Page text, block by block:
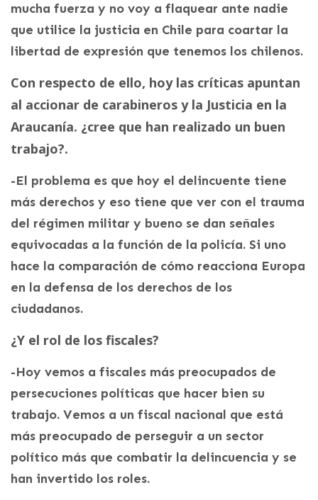
mucha fuerza y no voy a flaquear ante nadie
que utilice la justicia en Chile para coartar la
libertad de expresión que tenemos los chilenos.
Con respecto de ello, hoy las críticas apuntan
al accionar de carabineros y la Justicia en la
Araucanía. ¿cree que han realizado un buen
trabajo?.
-El problema es que hoy el delincuente tiene
más derechos y eso tiene que ver con el trauma
del régimen militar y bueno se dan señales
equivocadas a la función de la policía. Si uno
hace la comparación de cómo reacciona Europa
en la defensa de los derechos de los
ciudadanos.
¿Y el rol de los fiscales?
-Hoy vemos a fiscales más preocupados de
persecuciones políticas que hacer bien su
trabajo. Vemos a un fiscal nacional que está
más preocupado de perseguir a un sector
político más que combatir la delincuencia y se
han invertido los roles.